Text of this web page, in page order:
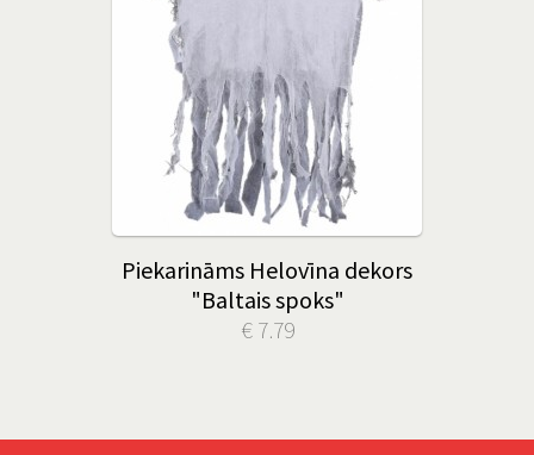
Piekarināms Helovīna dekors
"Baltais spoks"
€ 7.79